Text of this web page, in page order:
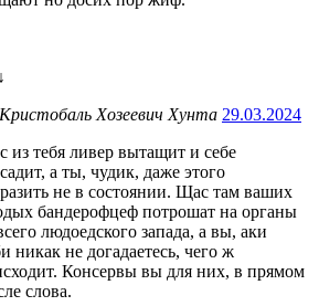
↓
Кристобаль Хозеевич Хунта 29.03.2024
из тебя ливер вытащит и себе
а ты, чудик, даже этого
не в состоянии. Щас там ваших
бандерофцеф потрошат на органы
людоедского запада, а вы, аки
никак не догадаетесь, чего ж
Консервы вы для них, в прямом
слова.